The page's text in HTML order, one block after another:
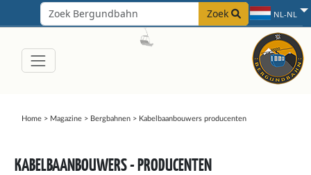
Zoek NL-NL
Home> Magazine> Bergbahnen> Kabelbaanbouwers producenten
KABELBAANBOUWERS - PRODUCENTEN